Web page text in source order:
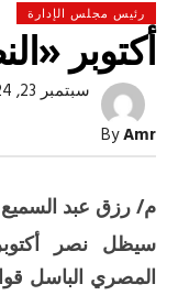
رئيس مجلس الإدارة
أكتوبر
ByAmr
سبتمبر 23, 2024, 13:44 م
م/ رزق عبد السميع
سيظل نصر
المصري الباسل